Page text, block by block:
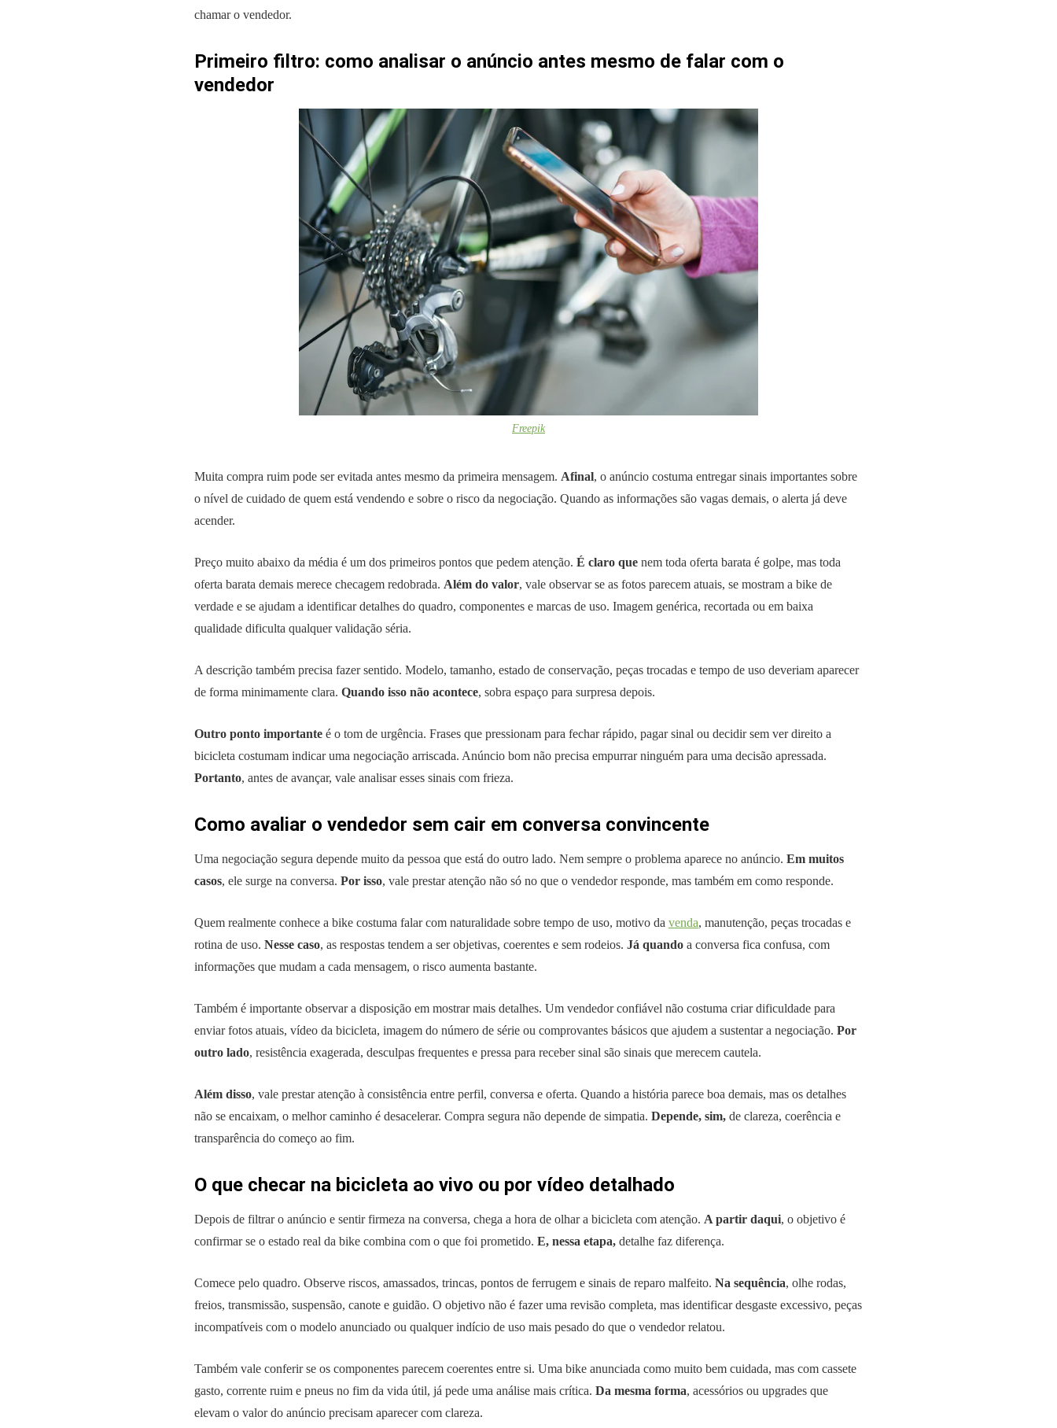
chamar o vendedor.
Primeiro filtro: como analisar o anúncio antes mesmo de falar com o
vendedor
Freepik
Muita compra ruim pode ser evitada antes mesmo da primeira mensagem. Afinal, o anúncio costuma entregar sinais importantes sobre
o nível de cuidado de quem está vendendo e sobre o risco da negociação. Quando as informações são vagas demais, o alerta já deve
acender.
Preço muito abaixo da média é um dos primeiros pontos que pedem atenção. É claro que nem toda oferta barata é golpe, mas toda
oferta barata demais merece checagem redobrada. Além do valor, vale observar se as fotos parecem atuais, se mostram a bike de
verdade e se ajudam a identificar detalhes do quadro, componentes e marcas de uso. Imagem genérica, recortada ou em baixa
qualidade dificulta qualquer validação séria.
A descrição também precisa fazer sentido. Modelo, tamanho, estado de conservação, peças trocadas e tempo de uso deveriam aparecer
de forma minimamente clara. Quando isso não acontece, sobra espaço para surpresa depois.
Outro ponto importante é o tom de urgência. Frases que pressionam para fechar rápido, pagar sinal ou decidir sem ver direito a
bicicleta costumam indicar uma negociação arriscada. Anúncio bom não precisa empurrar ninguém para uma decisão apressada.
Portanto, antes de avançar, vale analisar esses sinais com frieza.
Como avaliar o vendedor sem cair em conversa convincente
Uma negociação segura depende muito da pessoa que está do outro lado. Nem sempre o problema aparece no anúncio. Em muitos
casos, ele surge na conversa. Por isso, vale prestar atenção não só no que o vendedor responde, mas também em como responde.
Quem realmente conhece a bike costuma falar com naturalidade sobre tempo de uso, motivo da venda, manutenção, peças trocadas e
rotina de uso. Nesse caso, as respostas tendem a ser objetivas, coerentes e sem rodeios. Já quando a conversa fica confusa, com
informações que mudam a cada mensagem, o risco aumenta bastante.
Também é importante observar a disposição em mostrar mais detalhes. Um vendedor confiável não costuma criar dificuldade para
enviar fotos atuais, vídeo da bicicleta, imagem do número de série ou comprovantes básicos que ajudem a sustentar a negociação. Por
outro lado, resistência exagerada, desculpas frequentes e pressa para receber sinal são sinais que merecem cautela.
Além disso, vale prestar atenção à consistência entre perfil, conversa e oferta. Quando a história parece boa demais, mas os detalhes
não se encaixam, o melhor caminho é desacelerar. Compra segura não depende de simpatia. Depende, sim, de clareza, coerência e
transparência do começo ao fim.
O que checar na bicicleta ao vivo ou por vídeo detalhado
Depois de filtrar o anúncio e sentir firmeza na conversa, chega a hora de olhar a bicicleta com atenção. A partir daqui, o objetivo é
confirmar se o estado real da bike combina com o que foi prometido. E, nessa etapa, detalhe faz diferença.
Comece pelo quadro. Observe riscos, amassados, trincas, pontos de ferrugem e sinais de reparo malfeito. Na sequência, olhe rodas,
freios, transmissão, suspensão, canote e guidão. O objetivo não é fazer uma revisão completa, mas identificar desgaste excessivo, peças
incompatíveis com o modelo anunciado ou qualquer indício de uso mais pesado do que o vendedor relatou.
Também vale conferir se os componentes parecem coerentes entre si. Uma bike anunciada como muito bem cuidada, mas com cassete
gasto, corrente ruim e pneus no fim da vida útil, já pede uma análise mais crítica. Da mesma forma, acessórios ou upgrades que
elevam o valor do anúncio precisam aparecer com clareza.